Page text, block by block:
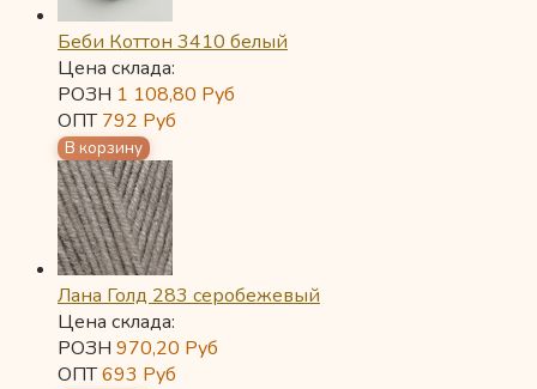
Беби Коттон 3410 белый
Цена склада:
РОЗН 1 108,80 Руб
ОПТ792 Руб
Лана Голд 283 серобежевый
Цена склада:
РОЗН 970,20 Руб
ОПТ693 Руб